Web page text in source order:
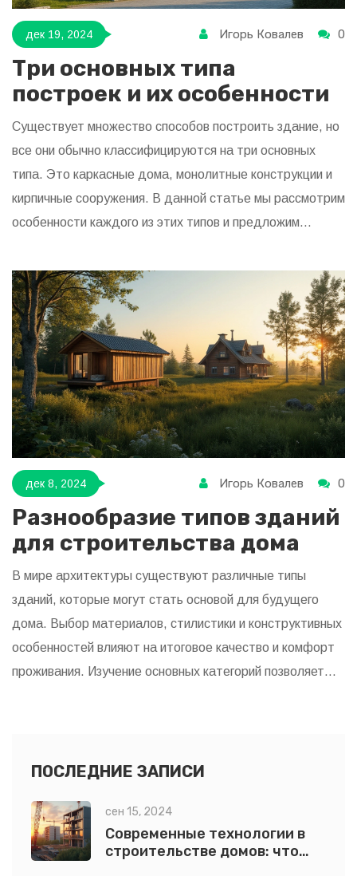
дек 19, 2024 Игорь Ковалев 0
Три основных типа
построек и их особенности
Существует множество способов построить здание, но
все они обычно классифицируются на три основных
типа. Это каркасные дома, монолитные конструкции и
кирпичные сооружения. В данной статье мы рассмотрим
особенности каждого из этих типов и предложим
дом для семьи или стильный офис, знание ключевых
различий поможет принять правильное решение.
дек 8, 2024 Игорь Ковалев 0
Разнообразие типов зданий
для строительства дома
В мире архитектуры существуют различные типы
зданий, которые могут стать основой для будущего
дома. Выбор материалов, стилистики и конструктивных
особенностей влияют на итоговое качество и комфорт
проживания. Изучение основных категорий позволяет
советы по выбору.
ПОСЛЕДНИЕ ЗАПИСИ
сен 15, 2024
Современные технологии в
строительстве домов: что